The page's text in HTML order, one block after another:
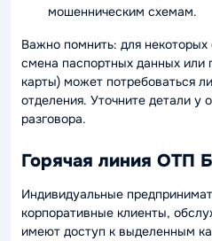
мошенническим схемам.
Важно помнить: для
смена паспортных данных или
карты) может потребоваться
отделения. Уточните детали у
разговора.
Горячая линия ОТП
Индивидуальные
корпоративные клиенты,
имеют доступ к выделенным